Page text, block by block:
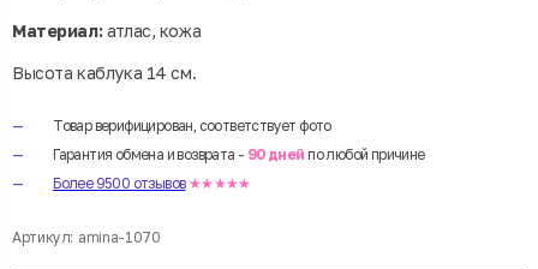
Материал:атлас, кожа
Высота каблука 14 см.
Товар верифицирован, соответствует фото
Гарантия обмена и возврата - 90 дней по любой причине
Более 9500 отзывов ★★★★★
Артикул: amina-1070